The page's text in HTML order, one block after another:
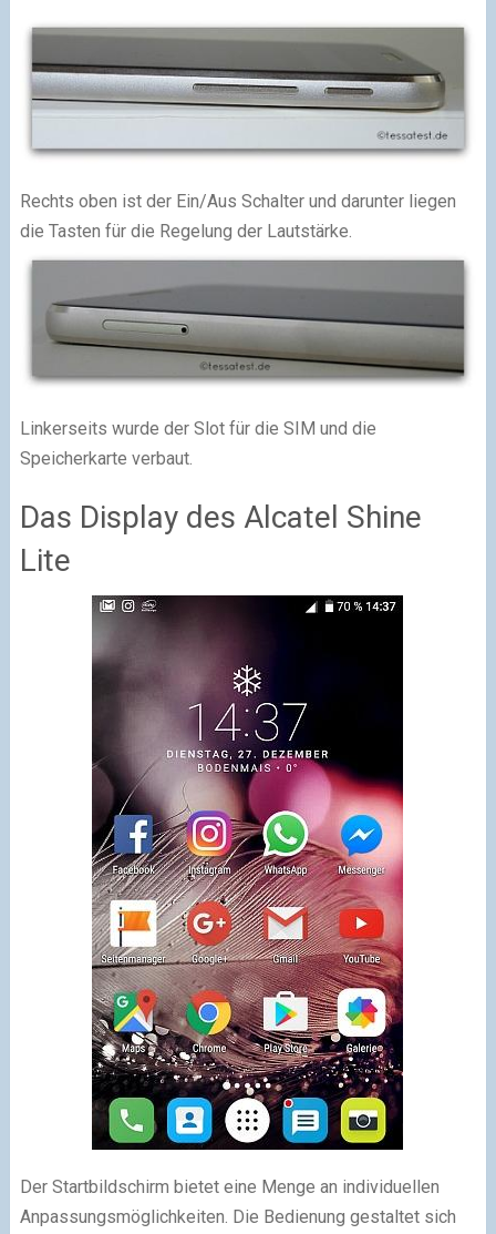
Rechts oben ist der Ein/Aus Schalter und darunter liegen
die Tasten für die Regelung der Lautstärke.
Linkerseits wurde der Slot für die SIM und die
Speicherkarte verbaut.
Das Display des Alcatel Shine
Lite
Der Startbildschirm bietet eine Menge an individuellen
Anpassungsmöglichkeiten. Die Bedienung gestaltet sich